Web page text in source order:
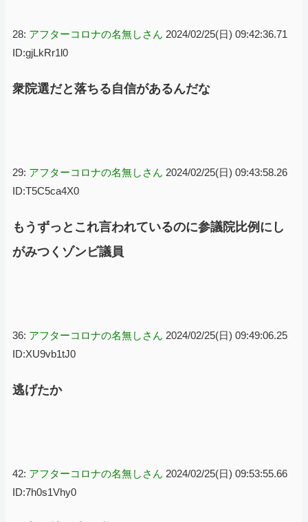
28: アフターコロナの名無しさん 2024/02/25(日) 09:42:36.71
ID:gjLkRr1l0
衆院選だと落ちる自信があるんだな
29: アフターコロナの名無しさん 2024/02/25(日) 09:43:58.26
ID:T5C5ca4X0
もうずっとこれ言われているのに参議院比例にし
がみつくゾンビ議員
36: アフターコロナの名無しさん 2024/02/25(日) 09:49:06.25
ID:XU9vb1tJ0
逃げたか
42: アフターコロナの名無しさん 2024/02/25(日) 09:53:55.66
ID:7h0s1Vhy0